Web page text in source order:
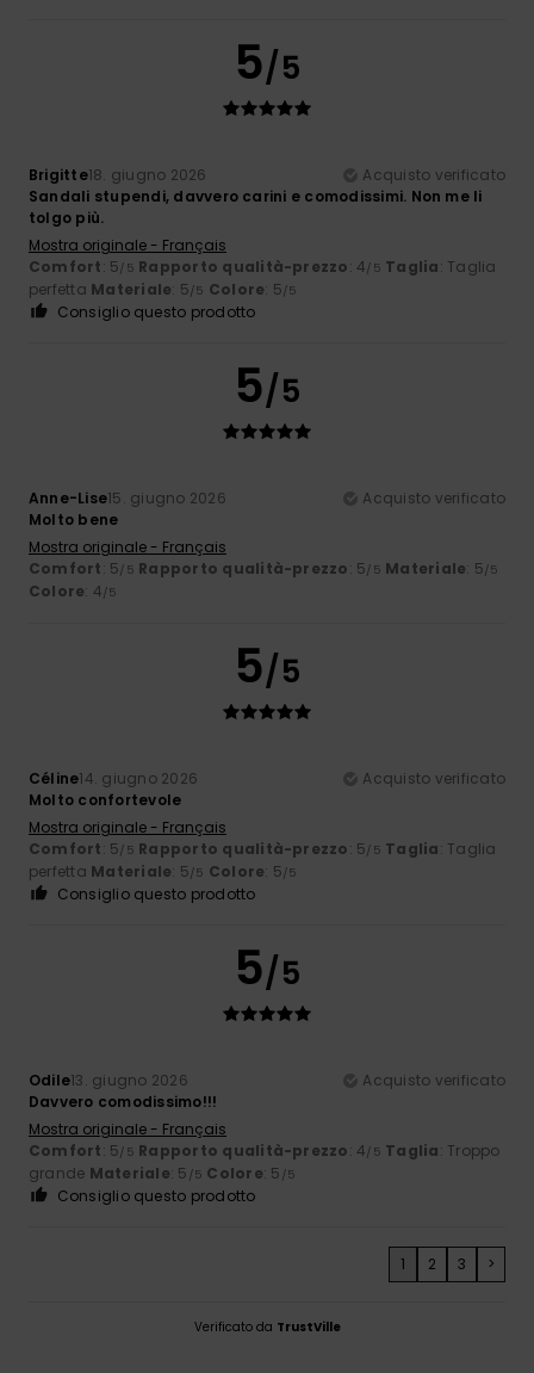
5/5
Brigitte18. giugno 2026
Acquisto verificato
Sandali stupendi, davvero carini e comodissimi. Non me li
tolgo più.
Mostra originale - Français
Comfort: 5/5 Rapporto qualità-prezzo: 4/5 Taglia: Taglia
perfetta Materiale: 5/5 Colore: 5/5
Consiglio questo prodotto
5/5
Anne-Lise15. giugno 2026
Acquisto verificato
Molto bene
Mostra originale - Français
Comfort: 5/5 Rapporto qualità-prezzo: 5/5 Materiale: 5/5
Colore: 4/5
5/5
Céline14. giugno 2026
Acquisto verificato
Molto confortevole
Mostra originale - Français
Comfort: 5/5 Rapporto qualità-prezzo: 5/5 Taglia: Taglia
perfetta Materiale: 5/5 Colore: 5/5
Consiglio questo prodotto
5/5
Odile13. giugno 2026
Acquisto verificato
Davvero comodissimo!!!
Mostra originale - Français
Comfort: 5/5 Rapporto qualità-prezzo: 4/5 Taglia: Troppo
grande Materiale: 5 /5 Colore: 5 /5
Consiglio questo prodotto
1 2 3 >
Verificato da TrustVille